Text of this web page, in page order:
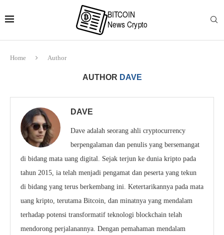
Home Author
AUTHOR DAVE
DAVE
Dave adalah seorang ahli cryptocurrency
berpengalaman dan penulis yang bersemangat
di bidang mata uang digital. Sejak terjun ke dunia kripto pada
tahun 2015, ia telah menjadi pengamat dan peserta yang tekun
di bidang yang terus berkembang ini. Ketertarikannya pada mata
uang kripto, terutama Bitcoin, dan minatnya yang mendalam
terhadap potensi transformatif teknologi blockchain telah
mendorong perjalanannya. Dengan pemahaman mendalam